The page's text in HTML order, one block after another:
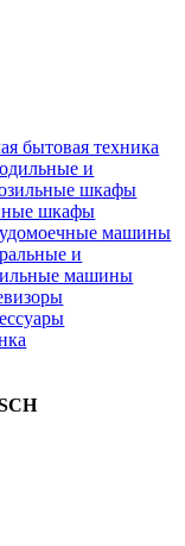
бытовая техника
и
шкафы
шкафы
машины
и
машины